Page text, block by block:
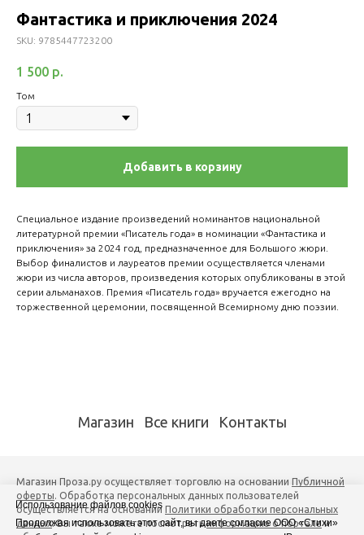
Фантастика и приключения 2024
SKU: 9785447723200
1 500 р.
Том
Добавить в корзину
Специальное издание произведений номинантов национальной
литературной премии «Писатель года» в номинации «Фантастика и
приключения» за 2024 год, предназначенное для Большого жюри.
Выбор финалистов и лауреатов премии осуществляется членами
жюри из числа авторов, произведения которых опубликованы в этой
серии альманахов. Премия «Писатель года» вручается ежегодно на
торжественной церемонии, посвященной Всемирному дню поэзии.
Использование файлов cookies
Продолжая использовать этот сайт, вы даете согласие ООО «Стихи»
Магазин Все книги Контакты
Магазин Проза.ру осуществляет торговлю на основании Публичной
оферты. Обработка персональных данных пользователей
осуществляется на основании Политики обработки персональных
данных. Вы также можете посмотретьинформацию о порталеи